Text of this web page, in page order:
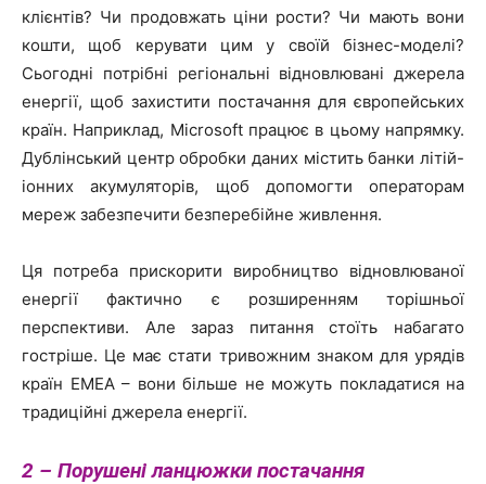
клієнтів? Чи продовжать ціни рости? Чи мають вони
кошти, щоб керувати цим у своїй бізнес-моделі?
Сьогодні потрібні регіональні відновлювані джерела
енергії, щоб захистити постачання для європейських
країн. Наприклад, Microsoft працює в цьому напрямку.
Дублінський центр обробки даних містить банки літій-
іонних акумуляторів, щоб допомогти операторам
мереж забезпечити безперебійне живлення.
Ця потреба прискорити виробництво відновлюваної
енергії фактично є розширенням торішньої
перспективи. Але зараз питання стоїть набагато
гостріше. Це має стати тривожним знаком для урядів
країн EMEA – вони більше не можуть покладатися на
традиційні джерела енергії.
2 – Порушені ланцюжкипостачання